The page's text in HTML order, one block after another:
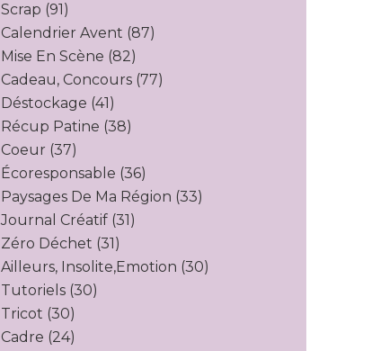
Scrap (91)
Calendrier Avent (87)
Mise En Scène (82)
Cadeau, Concours (77)
Déstockage (41)
Récup Patine (38)
Coeur (37)
Écoresponsable (36)
Paysages De Ma Région (33)
Journal Créatif (31)
Zéro Déchet (31)
Ailleurs, Insolite,emotion (30)
Tutoriels (30)
Tricot (30)
Cadre (24)